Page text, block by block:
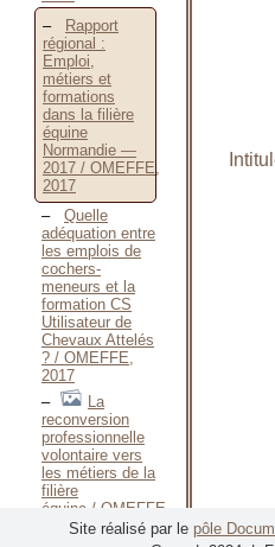
Rapport
régional :
Emploi,
métiers et
formations
dans la filière
équine
Normandie —
2017 / OMEFFE,
2017
Quelle
adéquation entre
les emplois de
cochers-
meneurs et la
formation CS
Utilisateur de
Chevaux Attelés
? / OMEFFE,
2017
La
reconversion
professionnelle
volontaire vers
les métiers de la
filière
équine / OMEFFE,
mai 2018
Site réalisé par le pôle